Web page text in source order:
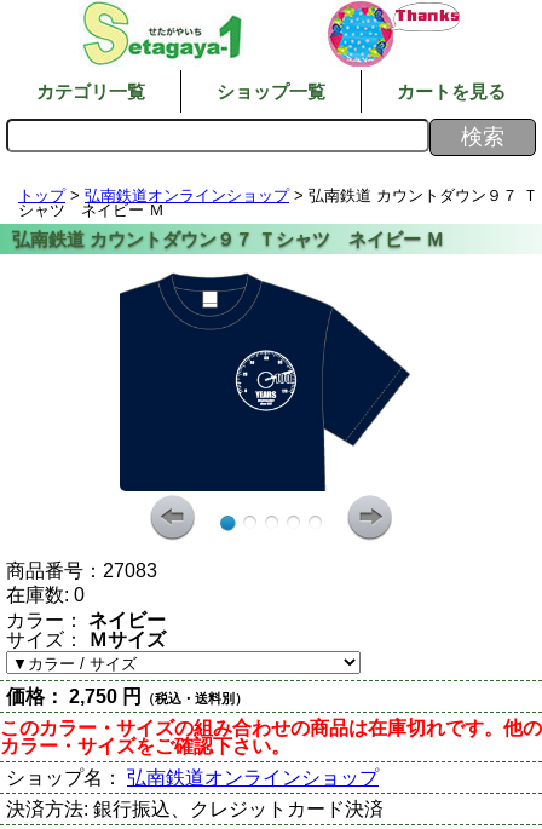
カテゴリ一覧 ショップ一覧 カートを見る
トップ> 弘南鉄道オンラインショップ> 弘南鉄道 カウントダウン９７ Ｔ
シャツ ネイビー Ｍ
商品番号： 27083
在庫数: 0
カラー：
ネイビー
サイズ：
Ｍサイズ
価格： 2,750 円 （税込・送料別）
このカラー・サイズの組み合わせの商品は在庫切れです。他の
カラー・サイズをご確認下さい。
ショップ名： 弘南鉄道オンラインショップ
決済方法: 銀行振込、クレジットカード決済